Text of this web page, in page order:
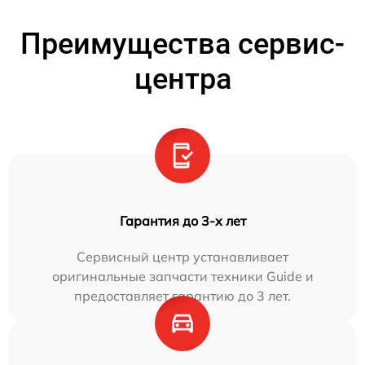
Преимущества сервис-
центра
Гарантия до 3-х лет
Сервисный центр устанавливает
оригинальные запчасти техники Guide и
предоставляет гарантию до 3 лет.